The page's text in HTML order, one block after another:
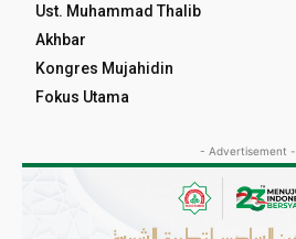
Ust. Muhammad Thalib
Akhbar
Kongres Mujahidin
Fokus Utama
- Advertisement -